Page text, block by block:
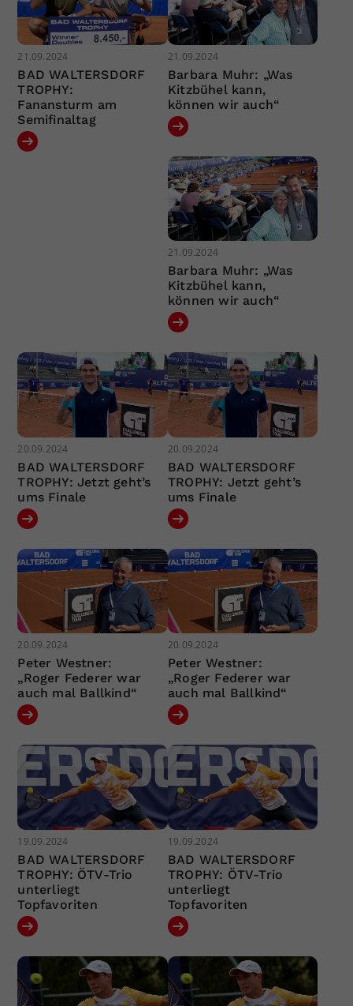
21.09.2024
BAD WALTERSDORF
TROPHY:
Fanansturm am
Semifinaltag
21.09.2024
Barbara Muhr: „Was
Kitzbühel kann,
können wir auch“
21.09.2024
Barbara Muhr: „Was
Kitzbühel kann,
können wir auch“
20.09.2024
BAD WALTERSDORF
TROPHY: Jetzt geht’s
ums Finale
20.09.2024
BAD WALTERSDORF
TROPHY: Jetzt geht’s
ums Finale
20.09.2024
Peter Westner:
„Roger Federer war
auch mal Ballkind“
20.09.2024
Peter Westner:
„Roger Federer war
auch mal Ballkind“
19.09.2024
BAD WALTERSDORF
TROPHY: ÖTV-Trio
unterliegt
Topfavoriten
19.09.2024
BAD WALTERSDORF
TROPHY: ÖTV-Trio
unterliegt
Topfavoriten